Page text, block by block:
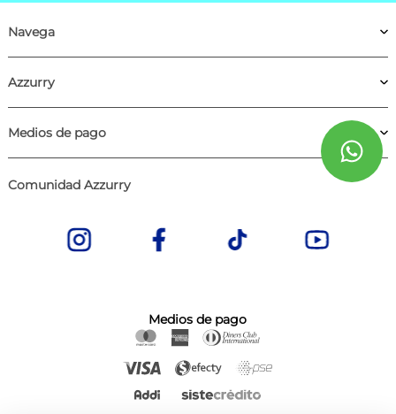
Navega
Azzurry
Medios de pago
Comunidad Azzurry
Medios de pago